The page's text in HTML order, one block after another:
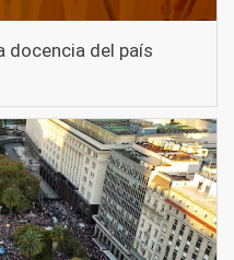
docencia del país